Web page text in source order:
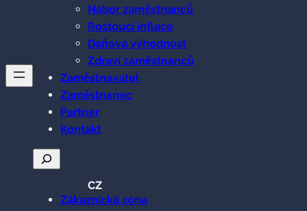
Nábor zaměstnanců
Rostoucí inflace
Daňová výhodnost
Zdraví zaměstnanců
Zaměstnavatel
Zaměstnanec
Partner
Kontakt
Hledat
CZ
Zákaznická zóna